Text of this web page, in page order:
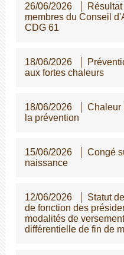
26/06/2026
membres du Conseil
CDG 61
18/06/2026
aux fortes chaleurs
18/06/2026
Chaleur
la prévention
15/06/2026
Congé
naissance
12/06/2026
Statut
de fonction des
modalités de
différentielle de fin de